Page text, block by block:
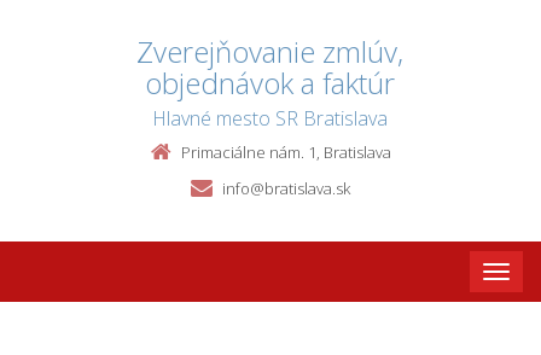
Zverejňovanie zmlúv,
objednávok a faktúr
Hlavné mesto SR Bratislava
Primaciálne nám. 1, Bratislava
info@bratislava.sk
Toggle